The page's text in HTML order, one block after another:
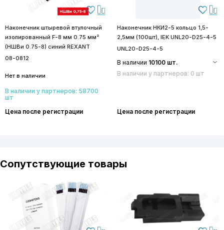
Наконечник штыревой втулочный
изолированный F-8 мм 0.75 мм²
(НШВи 0.75-8) синий REXANT
08-0812
Нет в наличии
В наличии у партнеров: 58700
шт
Цена после регистрации
Наконечник НКИ2-5 кольцо 1,5-
2,5мм (100шт), IEK UNL20-D25-4-5
UNL20-D25-4-5
В наличии 10100 шт.
В наличии у партнеров: 0 шт
Цена после регистрации
Сопутствующие товары